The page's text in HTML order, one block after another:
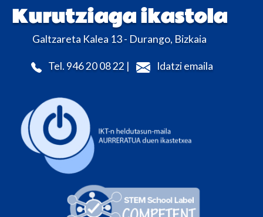
Kurutziaga ikastola
Galtzareta Kalea 13 - Durango, Bizkaia
Tel. 946 20 08 22 | Idatzi emaila